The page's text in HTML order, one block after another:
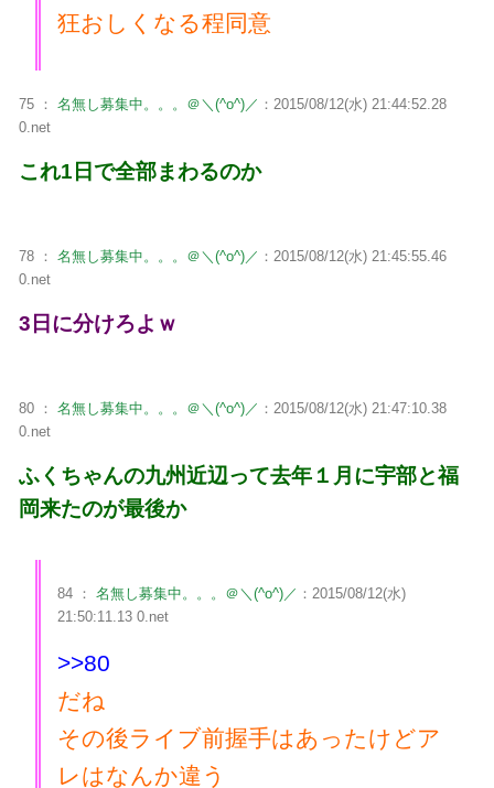
狂おしくなる程同意
75 ： 名無し募集中。。。＠＼(^o^)／ ：2015/08/12(水) 21:44:52.28
0.net
これ1日で全部まわるのか
78 ： 名無し募集中。。。＠＼(^o^)／ ：2015/08/12(水) 21:45:55.46
0.net
3日に分けろよｗ
80 ： 名無し募集中。。。＠＼(^o^)／ ：2015/08/12(水) 21:47:10.38
0.net
ふくちゃんの九州近辺って去年１月に宇部と福
岡来たのが最後か
84 ： 名無し募集中。。。＠＼(^o^)／ ：2015/08/12(水)
21:50:11.13 0.net
>>80
だね
その後ライブ前握手はあったけどア
レはなんか違う